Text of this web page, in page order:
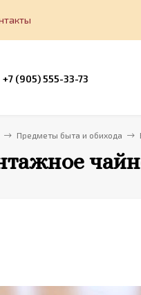
+7 (905) 555-33-73
Предметы быта и обихода